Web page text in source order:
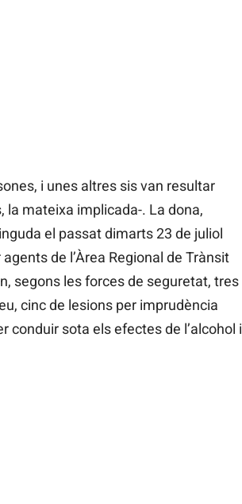
i unes altres sis van resultar
la mateixa implicada-. La dona,
el passat dimarts 23 de juliol
de l’Àrea Regional de Trànsit
segons les forces de seguretat, tres
cinc de lesions per imprudència
conduir sota els efectes de l’alcohol i